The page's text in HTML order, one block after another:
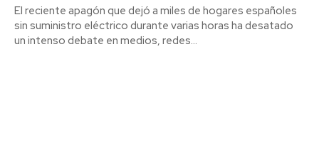
El reciente apagón que dejó a miles de hogares españoles
sin suministro eléctrico durante varias horas ha desatado
un intenso debate en medios, redes...